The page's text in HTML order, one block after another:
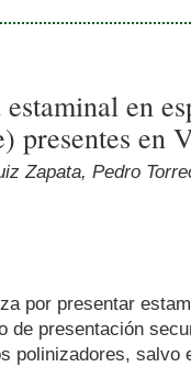
en
presentes en
Zapata, Pedro
por presentar
de presentación
polinizadores, salvo